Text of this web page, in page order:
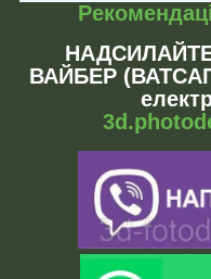
ВАЙБЕР